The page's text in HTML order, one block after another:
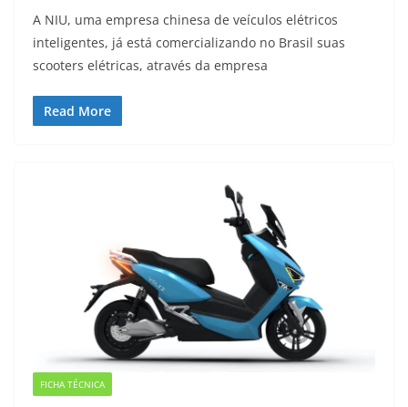
A NIU, uma empresa chinesa de veículos elétricos
inteligentes, já está comercializando no Brasil suas
scooters elétricas, através da empresa
Read More
FICHA TÉCNICA